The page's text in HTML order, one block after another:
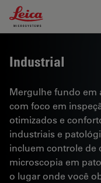
Leica Microsystems
Industrial
Mergulhe fundo em
com foco em
otimizados e
industriais e
incluem controle de
microscopia em
o lugar onde você